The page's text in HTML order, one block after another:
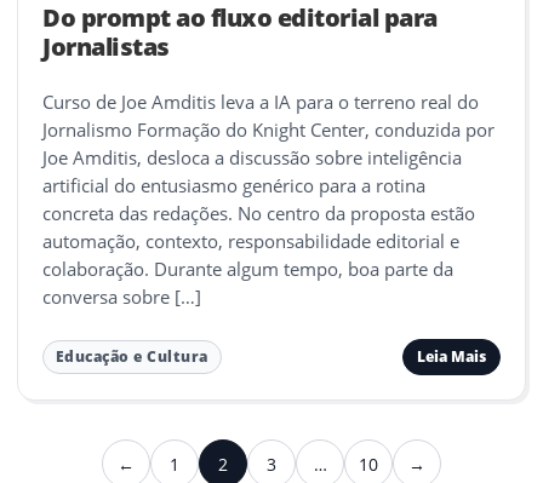
Do prompt ao fluxo editorial para
Jornalistas
Curso de Joe Amditis leva a IA para o terreno real do
Jornalismo Formação do Knight Center, conduzida por
Joe Amditis, desloca a discussão sobre inteligência
artificial do entusiasmo genérico para a rotina
concreta das redações. No centro da proposta estão
automação, contexto, responsabilidade editorial e
colaboração. Durante algum tempo, boa parte da
conversa sobre […]
Educação e Cultura Leia Mais
Paginação
←Anterior
1 2 3 … 10 →Próximo